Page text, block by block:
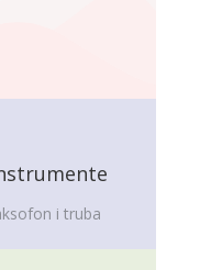
i truba